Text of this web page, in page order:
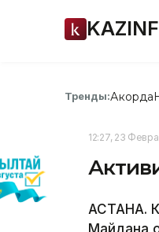
Тренды:Акорда
12:27, 23
АСТАНА.
Майдана